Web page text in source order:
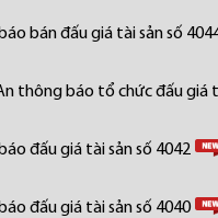
bán đấu giá tài sản số
thông báo tổ chức đấu giá
đấu giá tài sản số 4042
đấu giá tài sản số 4040